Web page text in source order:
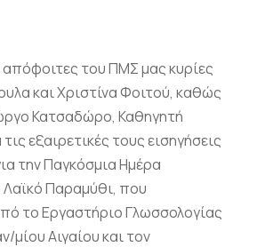
απόφοιτες του ΠΜΣ μας κυρίες
και Χριστίνα Φοιτού, καθώς
Κατσαδώρο, Καθηγητή
εξαιρετικές τους εισηγήσεις
την Παγκόσμια Ημέρα
Παραμύθι, που
το Εργαστήριο Γλωσσολογίας
μίου Αιγαίου και τον